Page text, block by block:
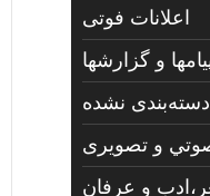
اعلانات فوتی
و گزارشها
دسته‌بندی نشده
صوتي و تصويری
و عرفان